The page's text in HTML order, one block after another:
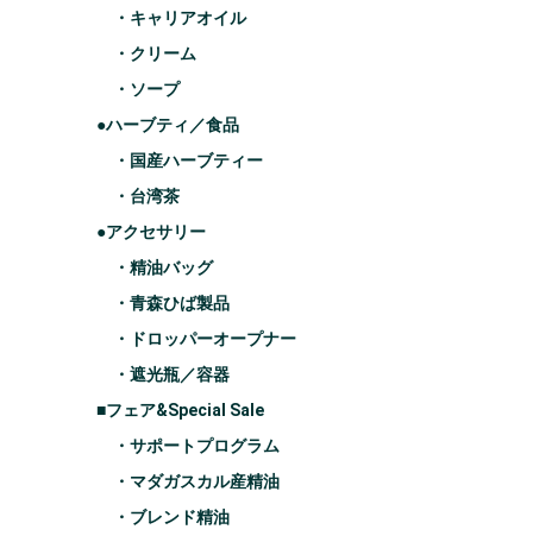
・キャリアオイル
・クリーム
・ソープ
●ハーブティ／食品
・国産ハーブティー
・台湾茶
●アクセサリー
・精油バッグ
・青森ひば製品
・ドロッパーオープナー
・遮光瓶／容器
■フェア&Special Sale
・サポートプログラム
・マダガスカル産精油
・ブレンド精油